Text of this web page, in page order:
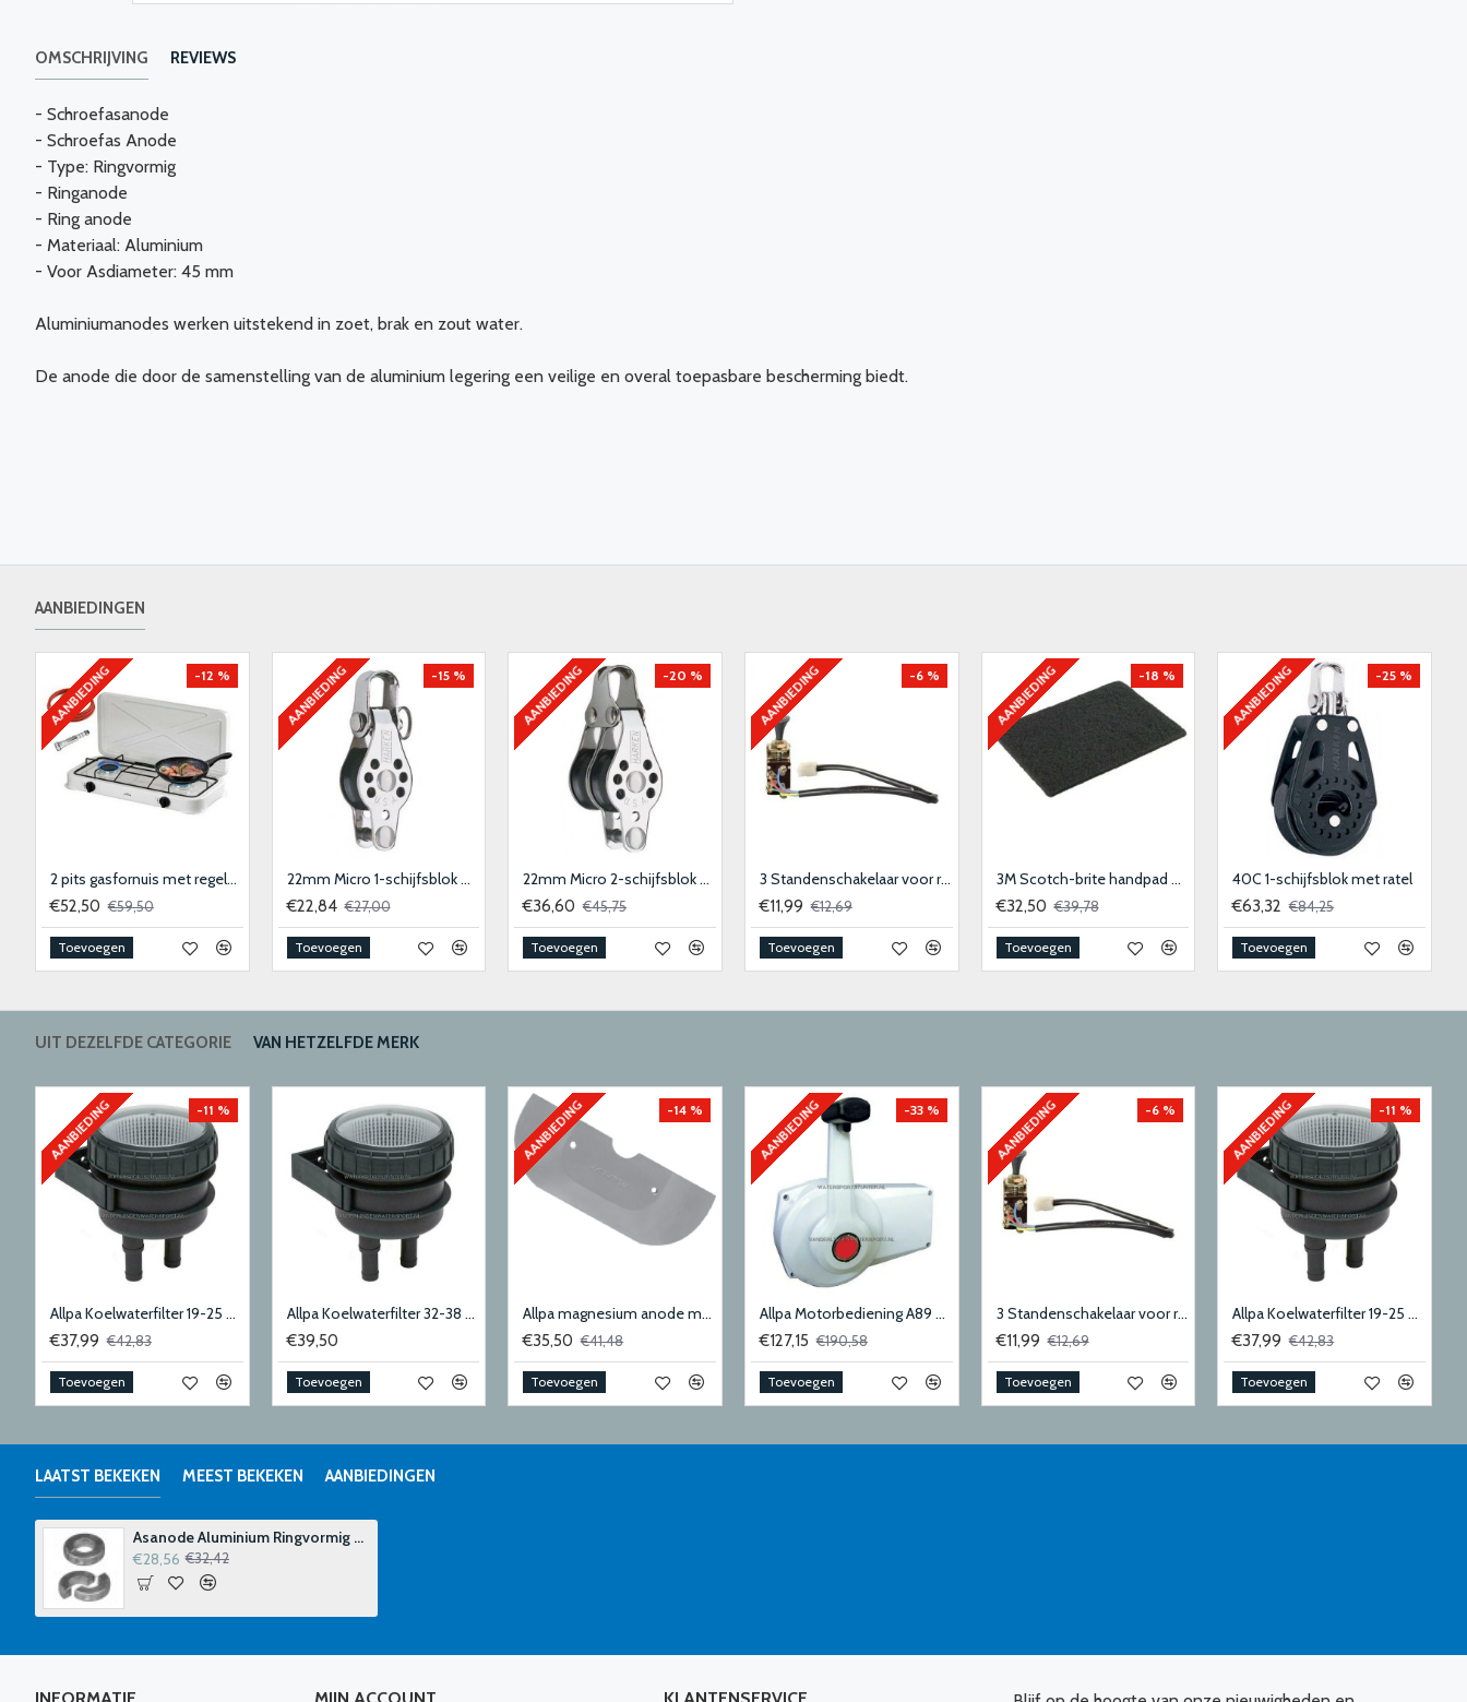
OMSCHRIJVING REVIEWS
- Schroefasanode
- Schroefas Anode
- Type: Ringvormig
- Ringanode
- Ring anode
- Materiaal: Aluminium
- Voor Asdiameter: 45 mm
Aluminiumanodes werken uitstekend in zoet, brak en zout water.
De anode die door de samenstelling van de aluminium legering een veilige en overal toepasbare bescherming biedt.
AANBIEDINGEN
AANBIEDING -12 %
2 pits gasfornuis met regelaar en slang
€52,50 €59,50
Toevoegen
AANBIEDING -15 %
22mm Micro 1-schijfsblok met hondsvot en sluiting
€22,84 €27,00
Toevoegen
AANBIEDING -20 %
22mm Micro 2-schijfsblok met hondsvot
€36,60 €45,75
Toevoegen
AANBIEDING -6 %
3 Standenschakelaar voor ruitenwissermotor
€11,99 €12,69
Toevoegen
AANBIEDING -18 %
3M Scotch-brite handpad 9447 - 158x224mm - medium 10stk
€32,50 €39,78
Toevoegen
AANBIEDING -25 %
40C 1-schijfsblok met ratel
€63,32 €84,25
Toevoegen
UIT DEZELFDE CATEGORIE VAN HETZELFDE MERK
AANBIEDING -11 %
Allpa Koelwaterfilter 19-25 mm 150 Liter
€37,99 €42,83
Toevoegen
Allpa Koelwaterfilter 32-38 mm 300 Liter
€39,50
Toevoegen
AANBIEDING -14 %
Allpa magnesium anode mercruiser-sterndrive
€35,50 €41,48
Toevoegen
AANBIEDING -33 %
Allpa Motorbediening A89 Wit Zijmontage
€127,15 €190,58
Toevoegen
AANBIEDING -6 %
3 Standenschakelaar voor ruitenwissermotor
€11,99 €12,69
Toevoegen
AANBIEDING -11 %
Allpa Koelwaterfilter 19-25 mm 150 Liter
€37,99 €42,83
Toevoegen
LAATST BEKEKEN MEEST BEKEKEN AANBIEDINGEN
Asanode Aluminium Ringvormig 45 mm
€28,56 €32,42
INFORMATIE MIJN ACCOUNT KLANTENSERVICE